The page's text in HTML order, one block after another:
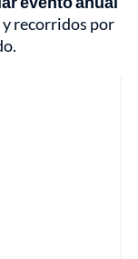
y recorridos por